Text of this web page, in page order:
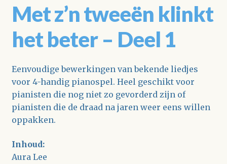
Met z’n tweeën klinkt
het beter – Deel 1
Eenvoudige bewerkingen van bekende liedjes
voor 4-handig pianospel. Heel geschikt voor
pianisten die nog niet zo gevorderd zijn of
pianisten die de draad na jaren weer eens willen
oppakken.
Inhoud:
Aura Lee